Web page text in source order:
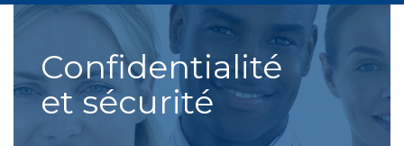
Confidentialité
et sécurité